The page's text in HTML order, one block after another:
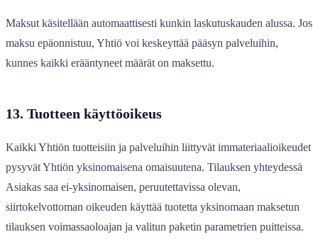
Maksut käsitellään automaattisesti kunkin laskutuskauden alussa. Jos
maksu epäonnistuu, Yhtiö voi keskeyttää pääsyn palveluihin,
kunnes kaikki erääntyneet määrät on maksettu.
13. Tuotteen käyttöoikeus
Kaikki Yhtiön tuotteisiin ja palveluihin liittyvät immateriaalioikeudet
pysyvät Yhtiön yksinomaisena omaisuutena. Tilauksen yhteydessä
Asiakas saa ei-yksinomaisen, peruutettavissa olevan,
siirtokelvottoman oikeuden käyttää tuotetta yksinomaan maksetun
tilauksen voimassaoloajan ja valitun paketin parametrien puitteissa.